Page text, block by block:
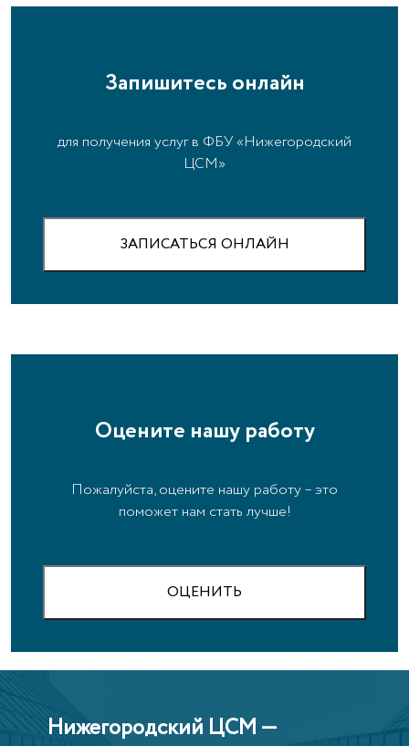
Запишитесь онлайн
для получения услуг в ФБУ «Нижегородский
ЦСМ»
ЗАПИСАТЬСЯ ОНЛАЙН
Оцените нашу работу
Пожалуйста, оцените нашу работу – это
поможет нам стать лучше!
ОЦЕНИТЬ
Нижегородский ЦСМ —